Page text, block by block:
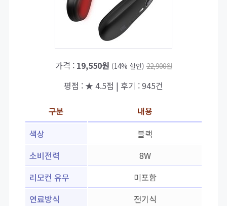
가격 : 19,550원 (14% 할인) 22,900원
평점 : ★ 4.5점 | 후기 : 945건
구분
내용
색상
블랙
소비전력
8W
리모컨 유무
미포함
연료방식
전기식